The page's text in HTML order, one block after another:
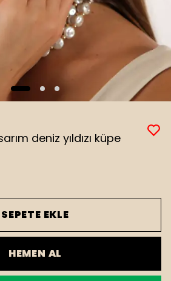
deniz yıldızı küpe
SEPETE EKLE
HEMEN AL